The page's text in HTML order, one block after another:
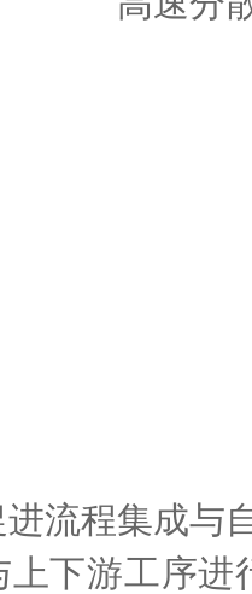
程集成与
游工序进